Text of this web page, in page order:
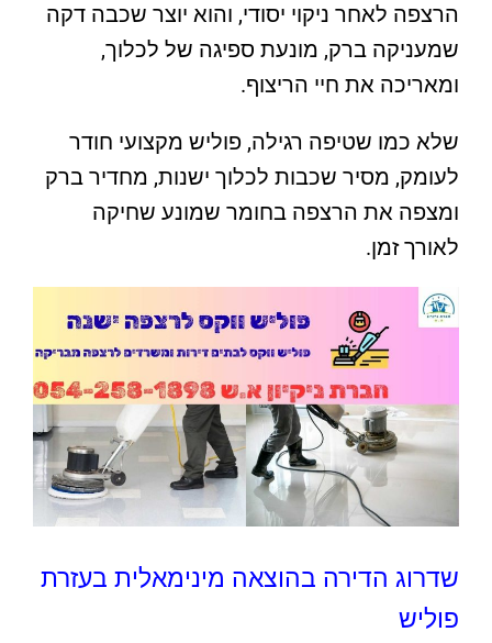
הרצפה לאחר ניקוי יסודי, והוא יוצר שכבה דקה
שמעניקה ברק, מונעת ספיגה של לכלוך,
ומאריכה את חיי הריצוף.
שלא כמו שטיפה רגילה, פוליש מקצועי חודר
לעומק, מסיר שכבות לכלוך ישנות, מחדיר ברק
ומצפה את הרצפה בחומר שמונע שחיקה
לאורך זמן.
שדרוג הדירה בהוצאה מינימאלית בעזרת
פוליש